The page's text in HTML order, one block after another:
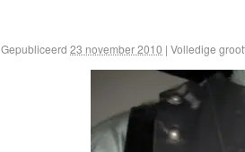
Gepubliceerd 23 november 2010 | Volledige